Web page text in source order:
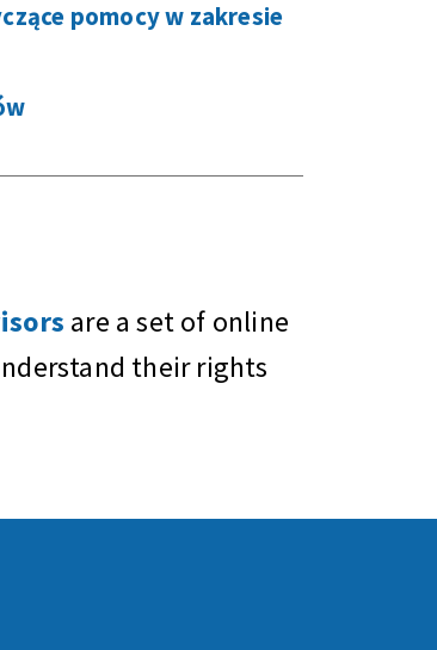
pomocy w zakresie
are a set of online
their rights